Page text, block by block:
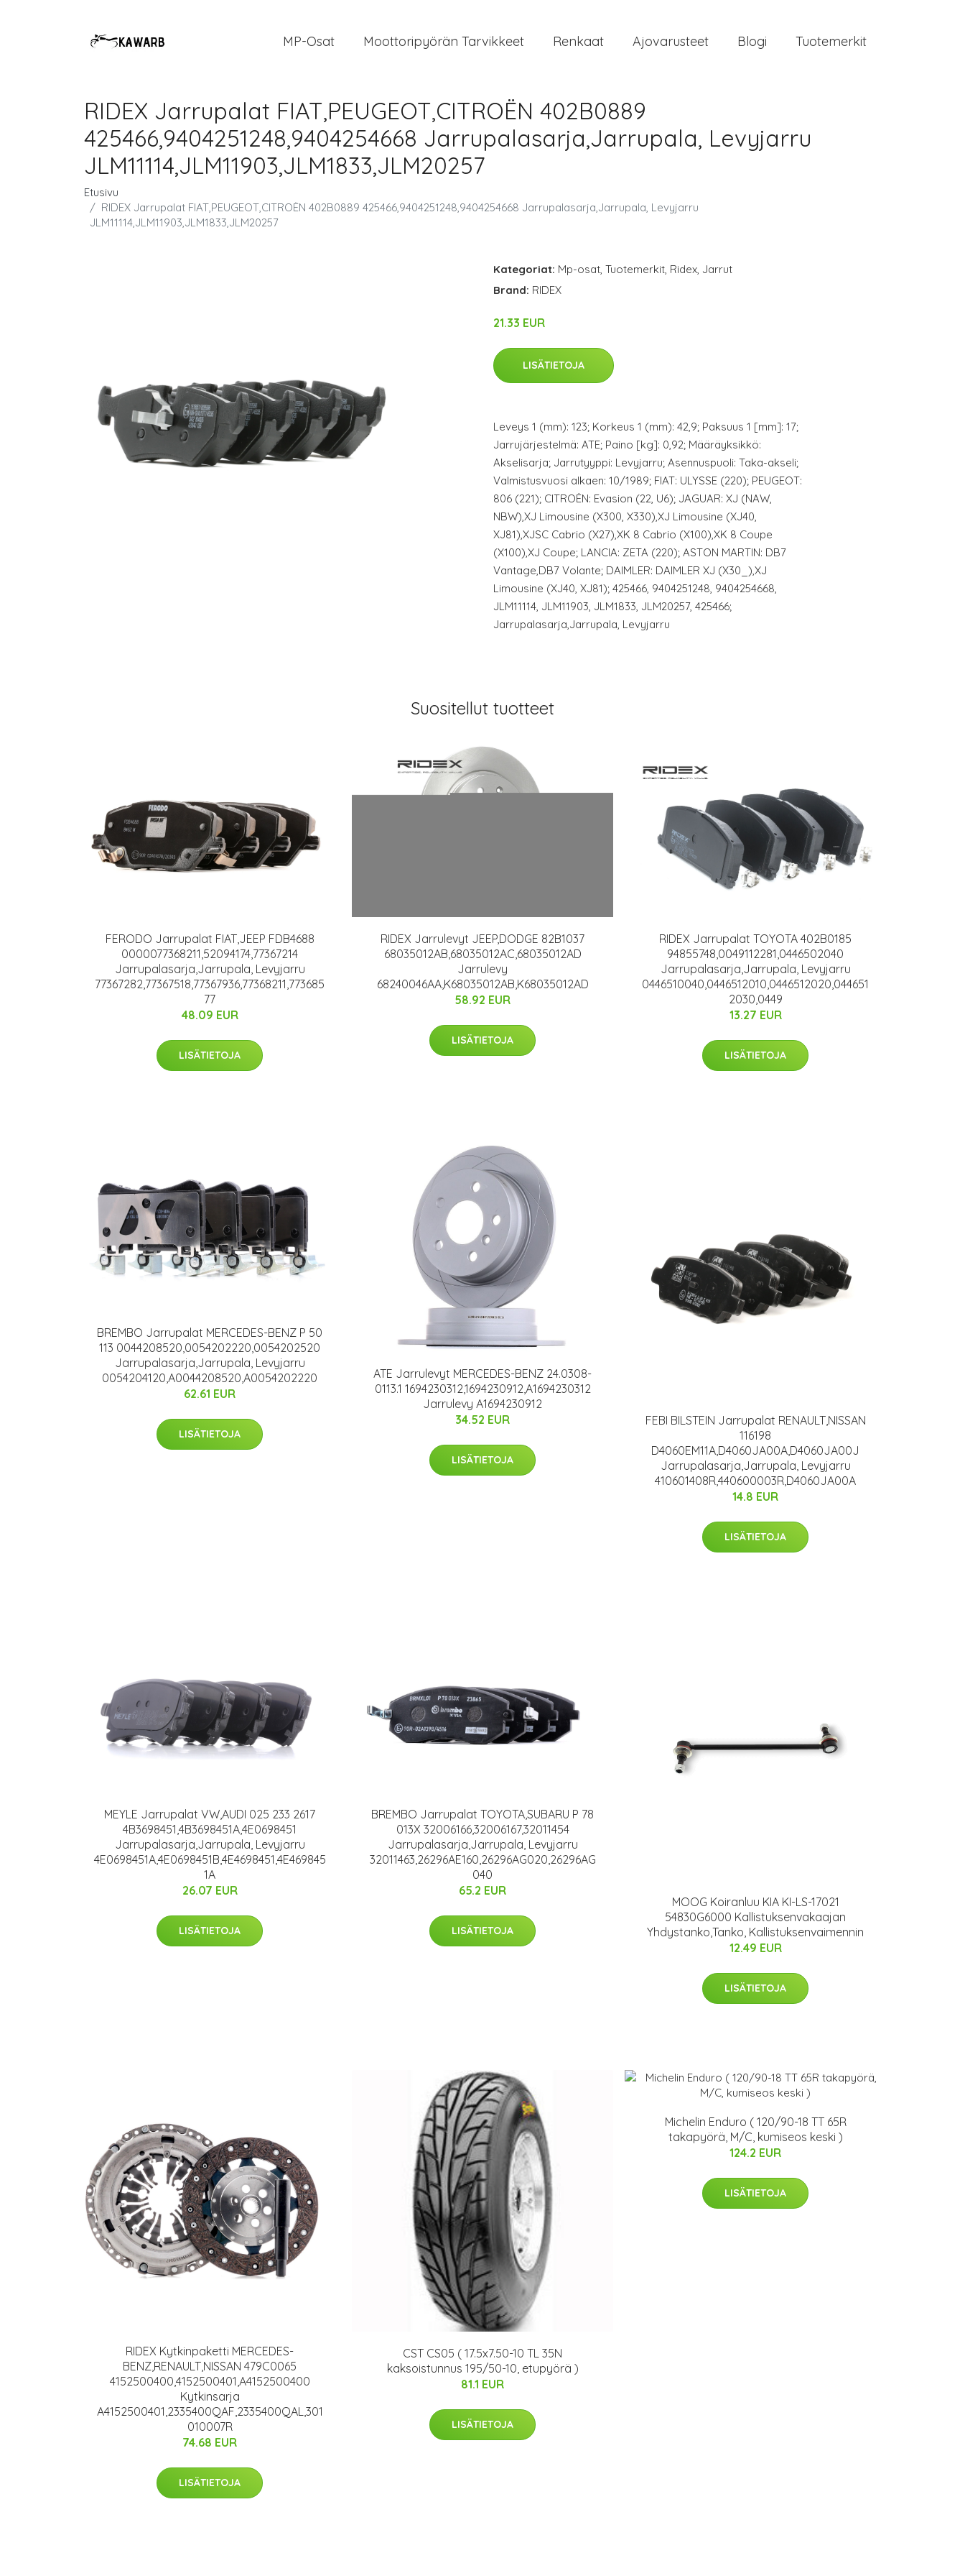
MP-Osat Moottoripyörän Tarvikkeet Renkaat Ajovarusteet Blogi Tuotemerkit
RIDEX Jarrupalat FIAT,PEUGEOT,CITROËN 402B0889
425466,9404251248,9404254668 Jarrupalasarja,Jarrupala, Levyjarru
JLM11114,JLM11903,JLM1833,JLM20257
Etusivu
RIDEX Jarrupalat FIAT,PEUGEOT,CITROËN 402B0889 425466,9404251248,9404254668 Jarrupalasarja,Jarrupala, Levyjarru
JLM11114,JLM11903,JLM1833,JLM20257
Kategoriat: Mp-osat, Tuotemerkit, Ridex, Jarrut
Brand: RIDEX
21.33 EUR
LISÄTIETOJA
Leveys 1 (mm): 123; Korkeus 1 (mm): 42,9; Paksuus 1 [mm]: 17;
Jarrujärjestelmä: ATE; Paino [kg]: 0,92; Määräyksikkö:
Akselisarja; Jarrutyyppi: Levyjarru; Asennuspuoli: Taka-akseli;
Valmistusvuosi alkaen: 10/1989; FIAT: ULYSSE (220); PEUGEOT:
806 (221); CITROËN: Evasion (22, U6); JAGUAR: XJ (NAW,
NBW),XJ Limousine (X300, X330),XJ Limousine (XJ40,
XJ81),XJSC Cabrio (X27),XK 8 Cabrio (X100),XK 8 Coupe
(X100),XJ Coupe; LANCIA: ZETA (220); ASTON MARTIN: DB7
Vantage,DB7 Volante; DAIMLER: DAIMLER XJ (X30_),XJ
Limousine (XJ40, XJ81); 425466, 9404251248, 9404254668,
JLM11114, JLM11903, JLM1833, JLM20257, 425466;
Jarrupalasarja,Jarrupala, Levyjarru
Suositellut tuotteet
FERODO Jarrupalat FIAT,JEEP FDB4688
0000077368211,52094174,77367214
Jarrupalasarja,Jarrupala, Levyjarru
77367282,77367518,77367936,77368211,773685
77
48.09 EUR
LISÄTIETOJA
RIDEX Jarrulevyt JEEP,DODGE 82B1037
68035012AB,68035012AC,68035012AD
Jarrulevy
68240046AA,K68035012AB,K68035012AD
58.92 EUR
LISÄTIETOJA
RIDEX Jarrupalat TOYOTA 402B0185
94855748,0049112281,0446502040
Jarrupalasarja,Jarrupala, Levyjarru
0446510040,0446512010,0446512020,044651
2030,0449
13.27 EUR
LISÄTIETOJA
BREMBO Jarrupalat MERCEDES-BENZ P 50
113 0044208520,0054202220,0054202520
Jarrupalasarja,Jarrupala, Levyjarru
0054204120,A0044208520,A0054202220
62.61 EUR
LISÄTIETOJA
ATE Jarrulevyt MERCEDES-BENZ 24.0308-
0113.1 1694230312,1694230912,A1694230312
Jarrulevy A1694230912
34.52 EUR
LISÄTIETOJA
FEBI BILSTEIN Jarrupalat RENAULT,NISSAN
116198
D4060EM11A,D4060JA00A,D4060JA00J
Jarrupalasarja,Jarrupala, Levyjarru
410601408R,440600003R,D4060JA00A
14.8 EUR
LISÄTIETOJA
MEYLE Jarrupalat VW,AUDI 025 233 2617
4B3698451,4B3698451A,4E0698451
Jarrupalasarja,Jarrupala, Levyjarru
4E0698451A,4E0698451B,4E4698451,4E469845
1A
26.07 EUR
LISÄTIETOJA
BREMBO Jarrupalat TOYOTA,SUBARU P 78
013X 32006166,32006167,32011454
Jarrupalasarja,Jarrupala, Levyjarru
32011463,26296AE160,26296AG020,26296AG
040
65.2 EUR
LISÄTIETOJA
MOOG Koiranluu KIA KI-LS-17021
54830G6000 Kallistuksenvakaajan
Yhdystanko,Tanko, Kallistuksenvaimennin
12.49 EUR
LISÄTIETOJA
RIDEX Kytkinpaketti MERCEDES-
BENZ,RENAULT,NISSAN 479C0065
4152500400,4152500401,A4152500400
Kytkinsarja
A4152500401,2335400QAF,2335400QAL,301
010007R
74.68 EUR
LISÄTIETOJA
CST CS05 ( 17.5x7.50-10 TL 35N
kaksoistunnus 195/50-10, etupyörä )
81.1 EUR
LISÄTIETOJA
Michelin Enduro ( 120/90-18 TT 65R
takapyörä, M/C, kumiseos keski )
124.2 EUR
LISÄTIETOJA